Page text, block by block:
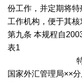
份工作，并定期将
工作机构，便于其核
第九条 本规程自
表1
国家外汇管理局××